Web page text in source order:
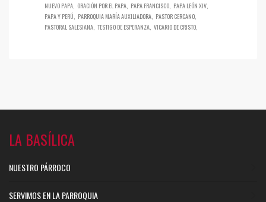
NUEVO PAPA ORACIÓN POR EL PAPA PAPA FRANCISCO PAPA LEÓN XIV
PAPA Y PERÚ PARROQUIA MARÍA AUXILIADORA PASTOR CERCANO
PASTORAL SALESIANA TESTIGO DE ESPERANZA VICARIO DE CRISTO
LA BASÍLICA
NUESTRO PÁRROCO
SERVIMOS EN LA PARROQUIA